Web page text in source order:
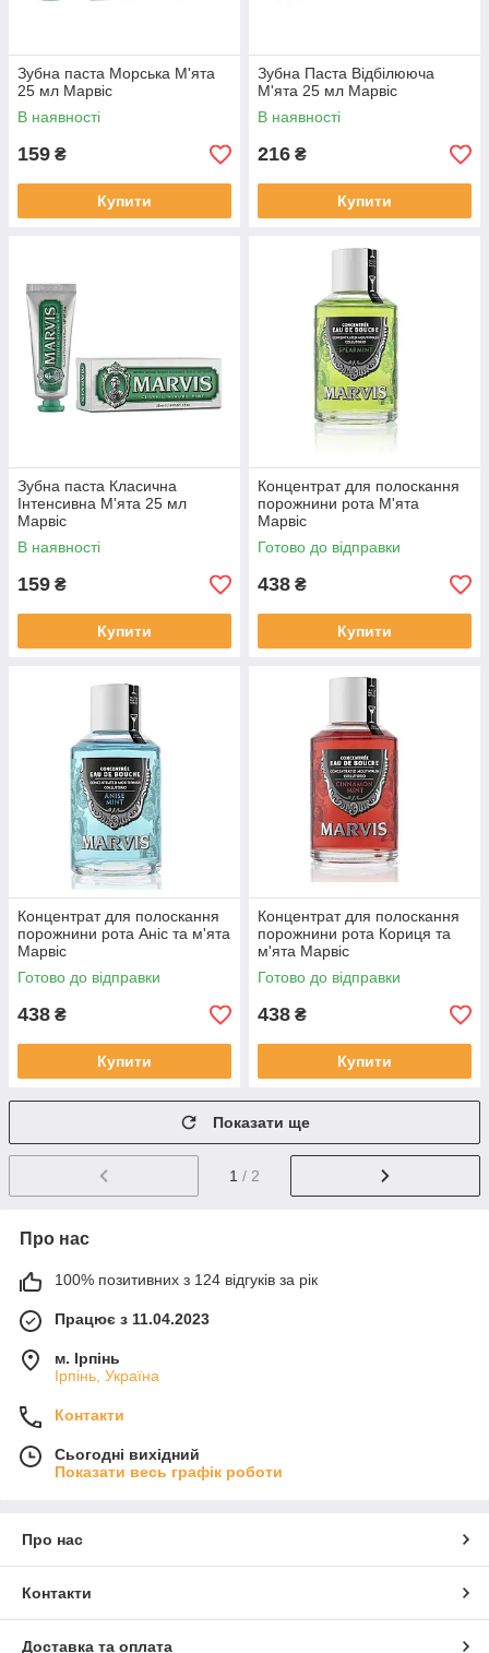
Зубна паста Морська М'ята
25 мл Марвіс
В наявності
159 ₴
Купити
Зубна Паста Відбілююча
М'ята 25 мл Марвіс
В наявності
216 ₴
Купити
Зубна паста Класична
Інтенсивна М'ята 25 мл
Марвіс
В наявності
159 ₴
Купити
Концентрат для полоскання
порожнини рота М'ята
Марвіс
Готово до відправки
438 ₴
Купити
Концентрат для полоскання
порожнини рота Аніс та м'ята
Марвіс
Готово до відправки
438 ₴
Купити
Концентрат для полоскання
порожнини рота Кориця та
м'ята Марвіс
Готово до відправки
438 ₴
Купити
Показати ще
1 / 2
Про нас
100% позитивних з 124 відгуків за рік
Працює з 11.04.2023
м. Ірпінь
Ірпінь, Україна
Контакти
Сьогодні вихідний
Показати весь графік роботи
Про нас
Контакти
Доставка та оплата